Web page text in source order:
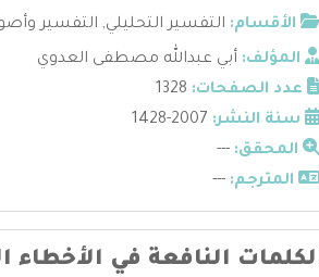
الأقسام: التفسير التحليلي, التفسير
المؤلف: أبي عبدالله مصطفى العدوي
عدد الصفحات:
سنة النشر:
المحقق: ---
المترجم: ---
النافعة في الأخطاء